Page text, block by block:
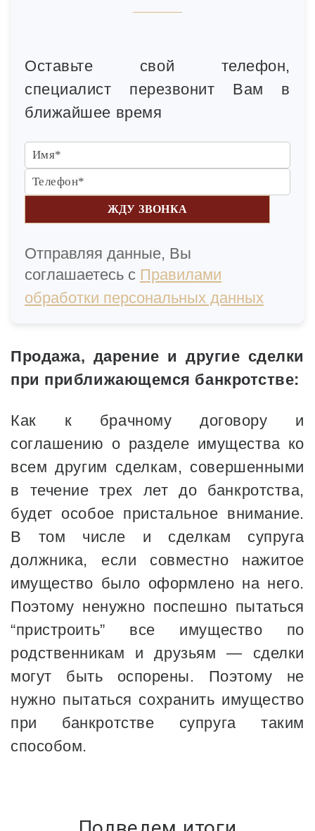
Оставьте свой телефон,
специалист перезвонит Вам в
ближайшее время
ЖДУ ЗВОНКА
Отправляя данные, Вы
соглашаетесь с Правилами
обработки персональных данных
Продажа, дарение и другие сделки
при приближающемся банкротстве:
Как к брачному договору и
соглашению о разделе имущества ко
всем другим сделкам, совершенными
в течение трех лет до банкротства,
будет особое пристальное внимание.
В том числе и сделкам супруга
должника, если совместно нажитое
имущество было оформлено на него.
Поэтому ненужно поспешно пытаться
“пристроить” все имущество по
родственникам и друзьям — сделки
могут быть оспорены. Поэтому не
нужно пытаться сохранить имущество
при банкротстве супруга таким
способом.